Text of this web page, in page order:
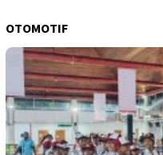
OTOMOTIF